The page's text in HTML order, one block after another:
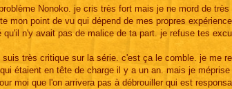
Nonoko. je cris très fort mais je ne mord de très
mon point de vu qui dépend de mes propres
qu'il n'y avait pas de malice de ta part. je refuse tes
suis très critique sur la série. c'est ça le comble. je me
étaient en tête de charge il y a un an. mais je
moi que l'on arrivera pas à débrouiller qui est